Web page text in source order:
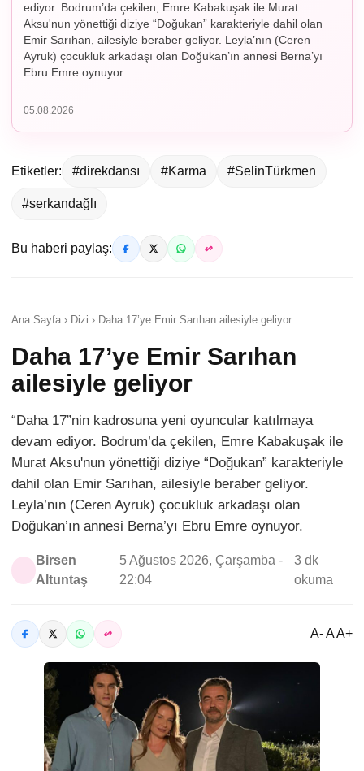
ediyor. Bodrum’da çekilen, Emre Kabakuşak ile Murat
Aksu'nun yönettiği diziye “Doğukan” karakteriyle dahil olan
Emir Sarıhan, ailesiyle beraber geliyor. Leyla’nın (Ceren
Ayruk) çocukluk arkadaşı olan Doğukan’ın annesi Berna’yı
Ebru Emre oynuyor.
05.08.2026
Etiketler: #direkdansı #Karma #SelinTürkmen
#serkandağlı
Bu haberi paylaş:
Ana Sayfa › Dizi › Daha 17’ye Emir Sarıhan ailesiyle geliyor
Daha 17’ye Emir Sarıhan
ailesiyle geliyor
“Daha 17”nin kadrosuna yeni oyuncular katılmaya
devam ediyor. Bodrum’da çekilen, Emre Kabakuşak ile
Murat Aksu'nun yönettiği diziye “Doğukan” karakteriyle
dahil olan Emir Sarıhan, ailesiyle beraber geliyor.
Leyla’nın (Ceren Ayruk) çocukluk arkadaşı olan
Doğukan’ın annesi Berna’yı Ebru Emre oynuyor.
Birsen
Altuntaş
5 Ağustos 2026, Çarşamba -
22:04
3 dk
okuma
A- A A+